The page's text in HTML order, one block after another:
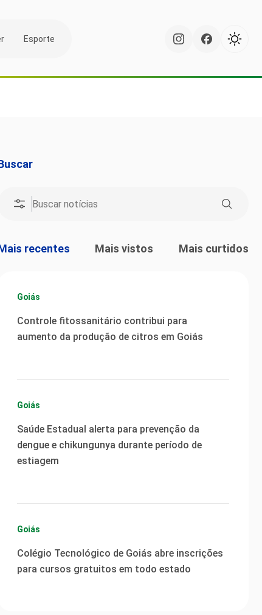
Esporte
recentes Mais vistos Mais curtidos
Goiás
Controle fitossanitário contribui para
aumento da produção de citros em Goiás
Goiás
Saúde Estadual alerta para prevenção da
dengue e chikungunya durante período de
estiagem
Goiás
Colégio Tecnológico de Goiás abre inscrições
para cursos gratuitos em todo estado